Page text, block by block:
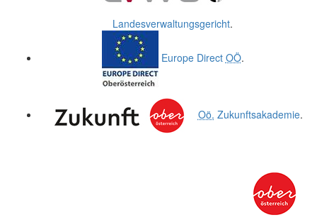
Landesverwaltungsgericht.
Europe Direct OÖ.
Oö. Zukunftsakademie.